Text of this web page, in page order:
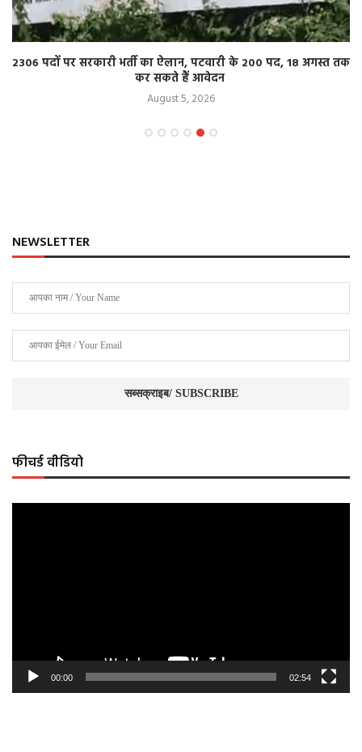
2306 पदों पर सरकारी भर्ती का ऐलान, पटवारी के 200 पद, 18 अगस्त तक
कर सकते हैं आवेदन
August 5, 2026
NEWSLETTER
फीचर्ड वीडियो
00:00 02:54